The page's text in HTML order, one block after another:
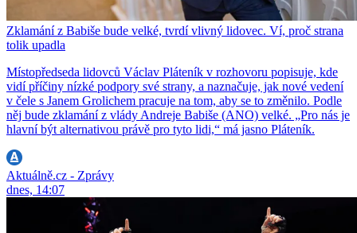
Zklamání z Babiše bude velké, tvrdí vlivný lidovec. Ví, proč strana
tolik upadla
Místopředseda lidovců Václav Pláteník v rozhovoru popisuje, kde
vidí příčiny nízké podpory své strany, a naznačuje, jak nové vedení
v čele s Janem Grolichem pracuje na tom, aby se to změnilo. Podle
něj bude zklamání z vlády Andreje Babiše (ANO) velké. „Pro nás je
hlavní být alternativou právě pro tyto lidi,“ má jasno Pláteník.
Aktuálně.cz - Zprávy
dnes, 14:07